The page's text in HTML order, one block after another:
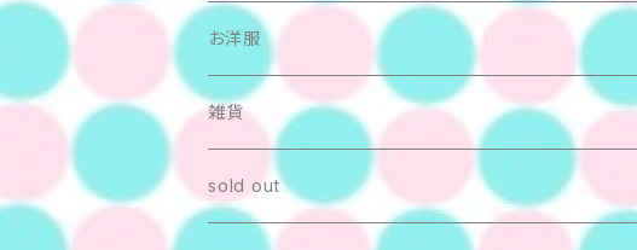
お洋服
カットソー
パンツ
雑貨
靴下
sold out